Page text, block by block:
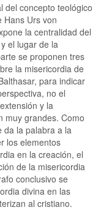
del concepto teológico
Hans Urs von
la centralidad del
el lugar de la
se proponen tres
la misericordia de
para indicar
no el
y la
muy grandes. Como
da la palabra a la
los elementos
en la creación, el
de la misericordia
conclusivo se
divina en las
al cristiano.